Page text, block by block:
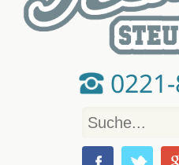
0221-